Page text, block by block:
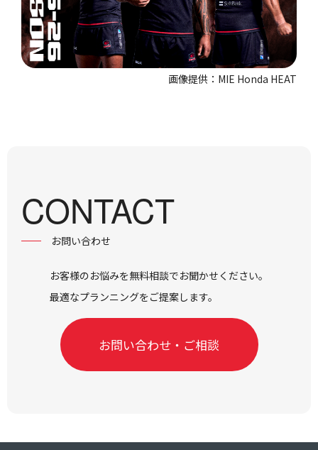
画像提供：MIE Honda HEAT
CONTACT
お問い合わせ
お客様のお悩みを無料相談でお聞かせください。
最適なプランニングをご提案します。
お問い合わせ・ご相談